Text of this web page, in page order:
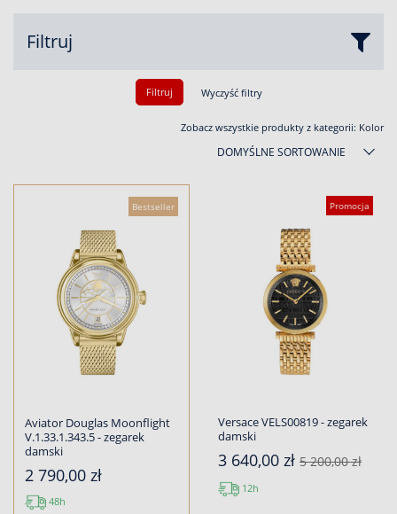
Filtruj
Filtruj Wyczyść filtry
Zobacz wszystkie produkty z kategorii: Kolor
DOMYŚLNE SORTOWANIE
Bestseller
Aviator Douglas Moonflight
V.1.33.1.343.5 - zegarek
damski
2 790,00 zł
48h
Promocja
Versace VELS00819 - zegarek
damski
3 640,00 zł 5 200,00 zł
12h